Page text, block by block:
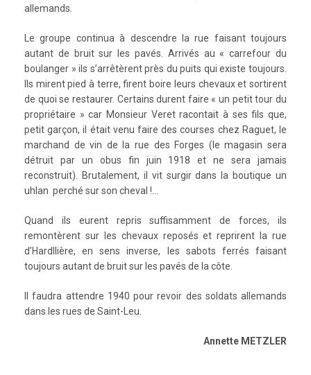
allemands.
Le groupe continua à descendre la rue faisant toujours
autant de bruit sur les pavés. Arrivés au « carrefour du
boulanger » ils s’arrêtèrent près du puits qui existe toujours.
Ils mirent pied à terre, firent boire leurs chevaux et sortirent
de quoi se restaurer. Certains durent faire « un petit tour du
propriétaire » car Monsieur Veret racontait à ses fils que,
petit garçon, il était venu faire des courses chez Raguet, le
marchand de vin de la rue des Forges (le magasin sera
détruit par un obus fin juin 1918 et ne sera jamais
reconstruit). Brutalement, il vit surgir dans la boutique un
uhlan perché sur son cheval !…
Quand ils eurent repris suffisamment de forces, ils
remontèrent sur les chevaux reposés et reprirent la rue
d’Hardllière, en sens inverse, les sabots ferrés faisant
toujours autant de bruit sur les pavés de la côte.
Il faudra attendre 1940 pour revoir des soldats allemands
dans les rues de Saint-Leu.
Annette METZLER